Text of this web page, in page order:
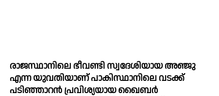
രാജസ്ഥാനിലെ ഭീവണ്ടി സ്വദേശിയായ അഞ്ജു
എന്ന യുവതിയാണ് പാകിസ്ഥാനിലെ വടക്ക്
പടിഞ്ഞാറന്‍ പ്രവിശ്യയായ ഖൈബര്‍